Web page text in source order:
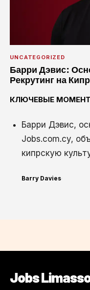
UNCATEGORIZED
Барри Дэвис:
Рекрутинг на
КЛЮЧЕВЫЕ
Барри Дэвис,
Jobs.com.cy,
кипрскую
Barry Davies·
Jobs